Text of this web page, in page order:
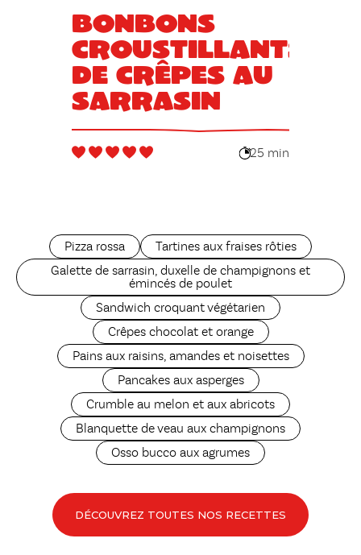
Bonbons
croustillants
de crêpes au
sarrasin
25 min
Pizza rossa
Tartines aux fraises rôties
Galette de sarrasin, duxelle de champignons et
émincés de poulet
Sandwich croquant végétarien
Crêpes chocolat et orange
Pains aux raisins, amandes et noisettes
Pancakes aux asperges
Crumble au melon et aux abricots
Blanquette de veau aux champignons
Osso bucco aux agrumes
DÉCOUVREZ TOUTES NOS RECETTES